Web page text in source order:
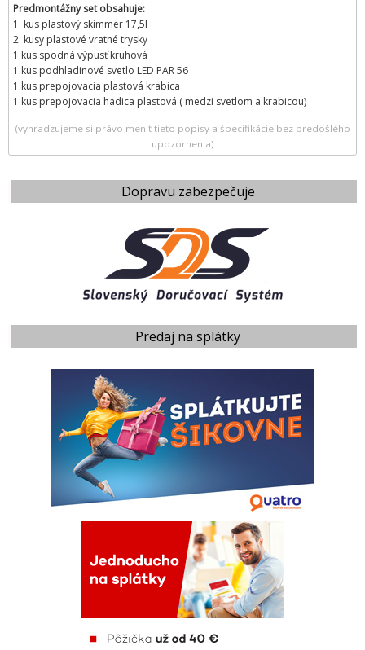
Dopravu zabezpečuje
Predaj na splátky
Predmontážny set obsahuje:
1 kus plastový skimmer 17,5l
2 kusy plastové vratné trysky
1 kus spodná výpusť kruhová
1 kus podhladinové svetlo LED PAR 56
1 kus prepojovacia plastová krabica
1 kus prepojovacia hadica plastová ( medzi svetlom a krabicou)
(vyhradzujeme si právo meniť tieto popisy a špecifikácie bez predošlého
upozornenia)